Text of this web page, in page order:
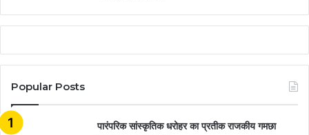
Popular Posts
​​​​​​​पारंपरिक सांस्कृतिक धरोहर का प्रतीक राजकीय गमछा